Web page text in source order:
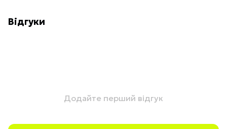
Відгуки
Додайте перший відгук